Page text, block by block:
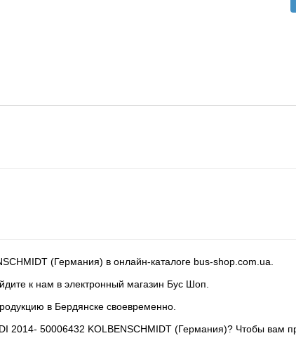
(Германия) в онлайн-каталоге bus-shop.com.ua.
к нам в электронный магазин Бус Шоп.
в Бердянске своевременно.
2014- 50006432 KOLBENSCHMIDT (Германия)? Чтобы вам